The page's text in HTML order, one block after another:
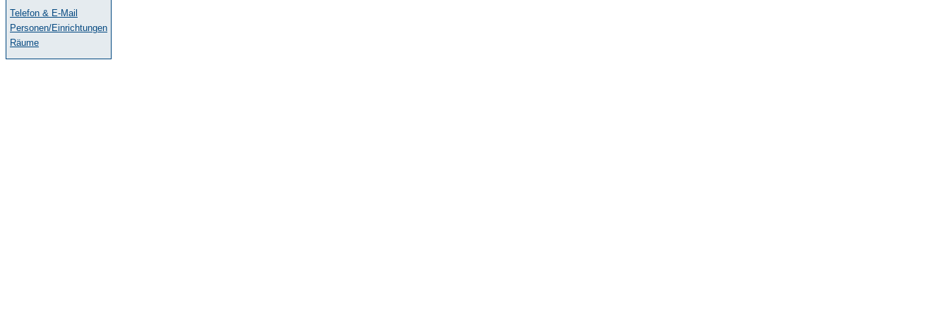
Telefon & E-Mail
Personen/Einrichtungen
Räume